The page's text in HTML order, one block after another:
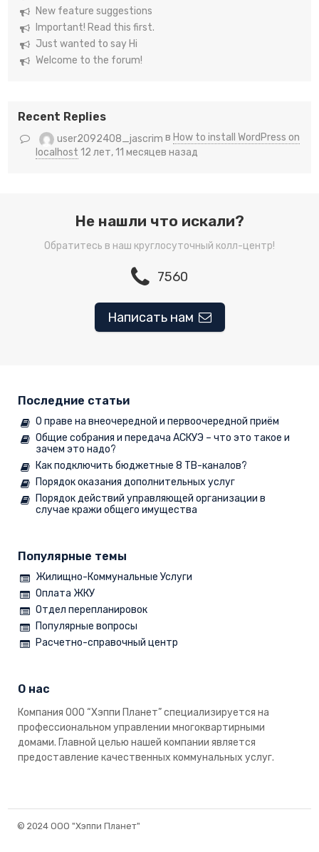
New feature suggestions
Important! Read this first.
Just wanted to say Hi
Welcome to the forum!
Recent Replies
user2092408_jascrim в How to install WordPress on
localhost 12 лет, 11 месяцев назад
Не нашли что искали?
Обратитесь в наш круглосуточный колл-центр!
7560
Написать нам
Последние статьи
О праве на внеочередной и первоочередной приём
Общие собрания и передача АСКУЭ – что это такое и
зачем это надо?
Как подключить бюджетные 8 ТВ-каналов?
Порядок оказания дополнительных услуг
Порядок действий управляющей организации в
случае кражи общего имущества
Популярные темы
Жилищно-Коммунальные Услуги
Оплата ЖКУ
Отдел перепланировок
Популярные вопросы
Расчетно-справочный центр
О нас
Компания ООО “Хэппи Планет” специализируется на
профессиональном управлении многоквартирными
домами. Главной целью нашей компании является
предоставление качественных коммунальных услуг.
© 2024 ООО "Хэппи Планет"